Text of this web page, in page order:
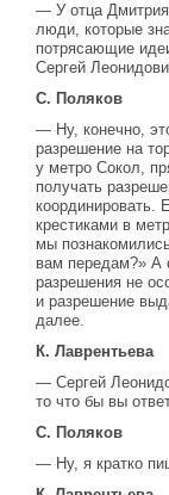
— У отца Дмитрия
люди, которые
потрясающие
Сергей
С. Поляков
— Ну, конечно,
разрешение на
у метро Сокол,
получать
координировать.
крестиками в
мы
вам передам?» А
разрешения не
и разрешение
далее.
К. Лаврентьева
— Сергей
то что бы вы
С. Поляков
— Ну, я кратко